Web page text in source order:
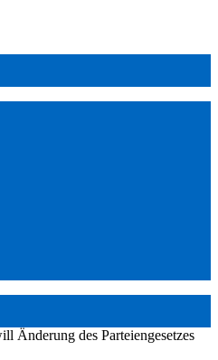
Änderung des Parteiengesetzes